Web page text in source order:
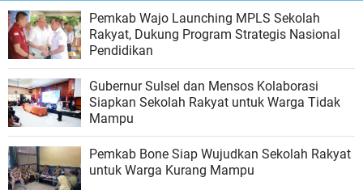
Pemkab Wajo Launching MPLS Sekolah
Rakyat, Dukung Program Strategis Nasional
Pendidikan
Gubernur Sulsel dan Mensos Kolaborasi
Siapkan Sekolah Rakyat untuk Warga Tidak
Mampu
Pemkab Bone Siap Wujudkan Sekolah Rakyat
untuk Warga Kurang Mampu